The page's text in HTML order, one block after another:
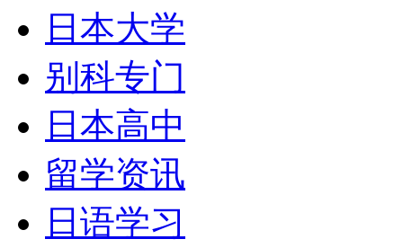
日本大学
别科专门
日本高中
留学资讯
日语学习